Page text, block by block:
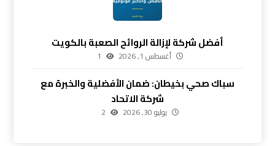
أفضل شركة لإزالة الروائح الصعبة بالكويت
أغسطس 1, 2026 1
سباك صحي بخيطان: ضمان الأفضلية والخبرة مع
شركة الاتحاد
يوليو 30, 2026 2